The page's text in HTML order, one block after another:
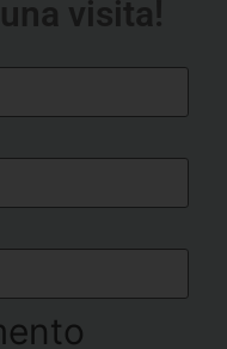
visita!